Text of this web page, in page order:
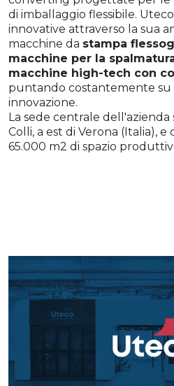
di imballaggio flessibile.
innovative attraverso la sua
macchine da stampa
macchine per la
macchine high-tech con
puntando costantemente su
innovazione.
La sede centrale dell'azienda
Colli, a est di Verona (Italia),
65.000 m2 di spazio